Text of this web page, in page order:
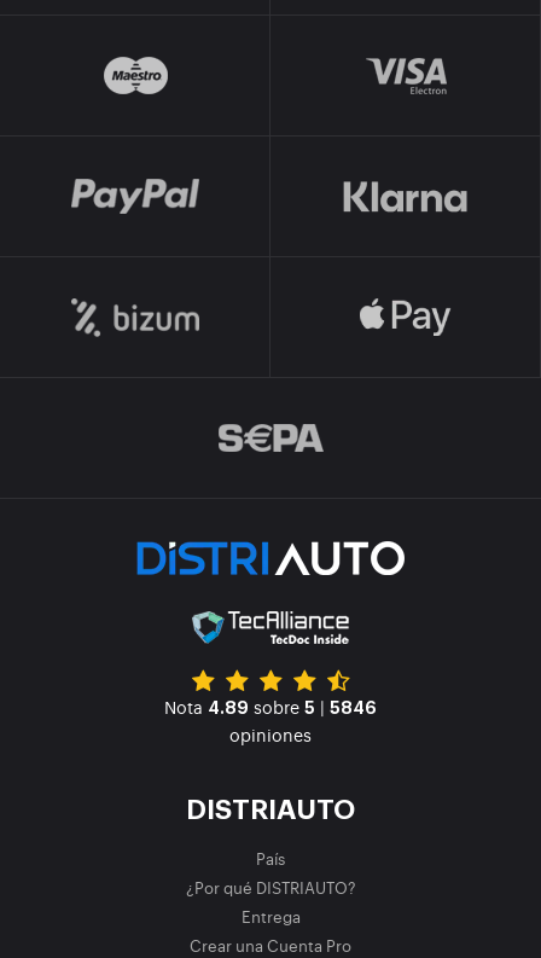
Nota 4.89 sobre 5 | 5846
opiniones
DISTRIAUTO
País
¿Por qué DISTRIAUTO?
Entrega
Crear una Cuenta Pro